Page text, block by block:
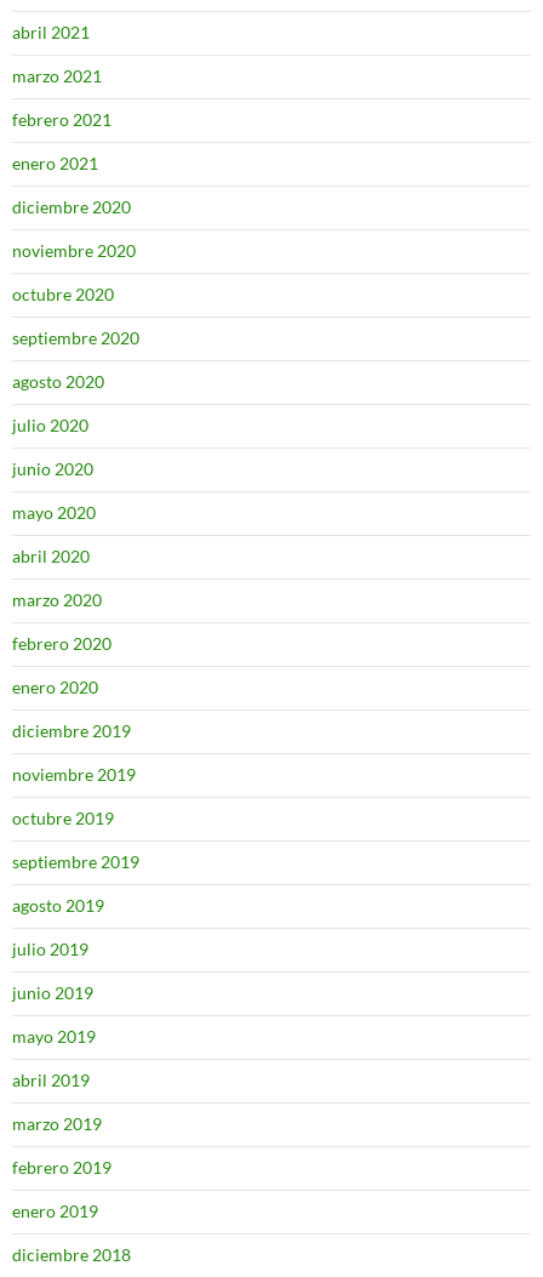
abril 2021
marzo 2021
febrero 2021
enero 2021
diciembre 2020
noviembre 2020
octubre 2020
septiembre 2020
agosto 2020
julio 2020
junio 2020
mayo 2020
abril 2020
marzo 2020
febrero 2020
enero 2020
diciembre 2019
noviembre 2019
octubre 2019
septiembre 2019
agosto 2019
julio 2019
junio 2019
mayo 2019
abril 2019
marzo 2019
febrero 2019
enero 2019
diciembre 2018